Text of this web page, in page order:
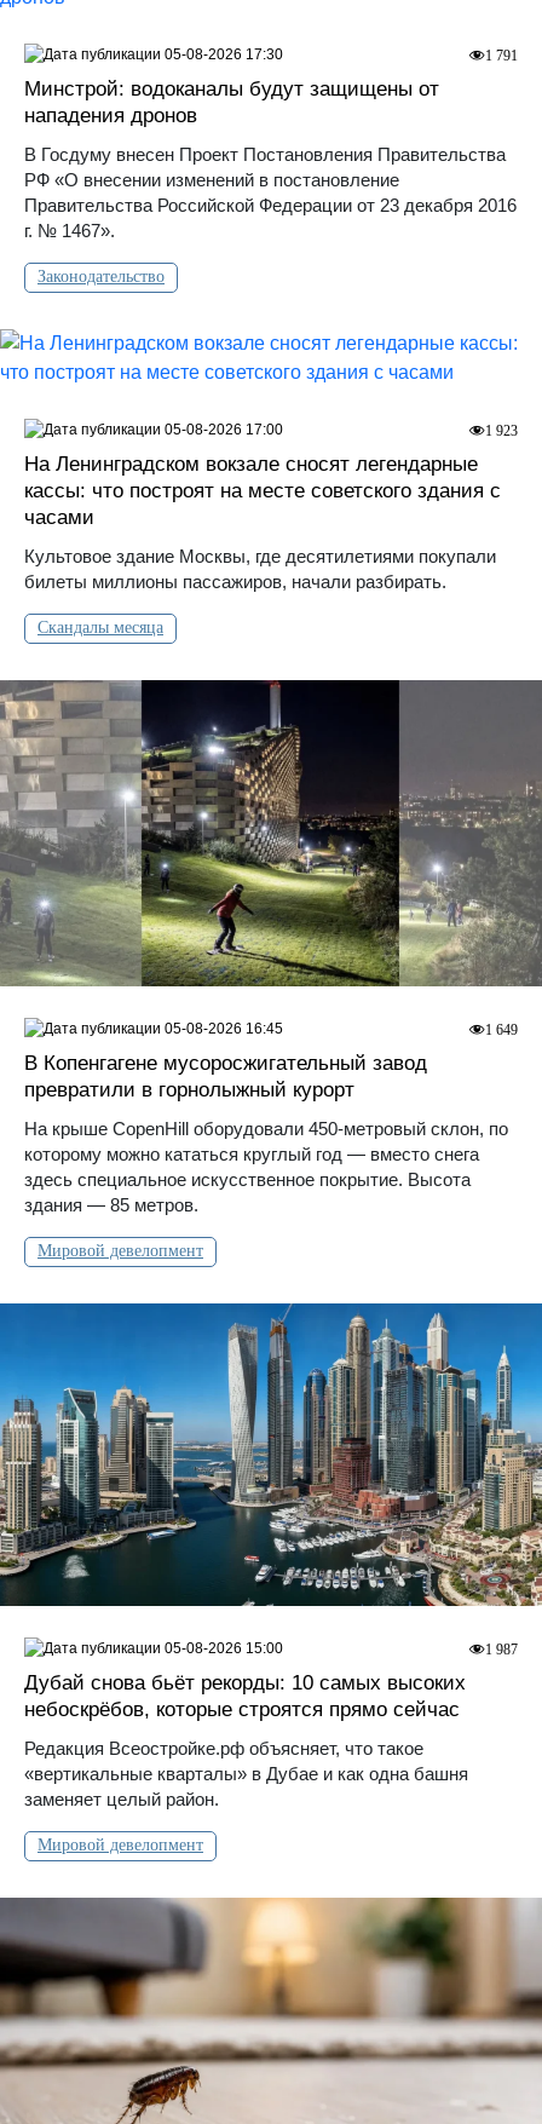
Минстрой: водоканалы будут защищены от
нападения дронов
В Госдуму внесен Проект Постановления Правительства
РФ «О внесении изменений в постановление
Правительства Российской Федерации от 23 декабря 2016
г. № 1467».
Законодательство
1 791
05-08-2026 17:30
На Ленинградском вокзале сносят легендарные
кассы: что построят на месте советского здания с
часами
Культовое здание Москвы, где десятилетиями покупали
билеты миллионы пассажиров, начали разбирать.
Скандалы месяца
1 923
05-08-2026 17:00
В Копенгагене мусоросжигательный завод
превратили в горнолыжный курорт
На крыше CopenHill оборудовали 450-метровый склон, по
которому можно кататься круглый год — вместо снега
здесь специальное искусственное покрытие. Высота
здания — 85 метров.
Мировой девелопмент
1 649
05-08-2026 16:45
Дубай снова бьёт рекорды: 10 самых высоких
небоскрёбов, которые строятся прямо сейчас
Редакция Всеостройке.рф объясняет, что такое
«вертикальные кварталы» в Дубае и как одна башня
заменяет целый район.
Мировой девелопмент
1 987
05-08-2026 15:00